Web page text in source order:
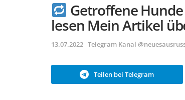
Getroffene
lesen Mein Artikel
13.07.2022 Telegram Kanal
Teilen bei Telegram